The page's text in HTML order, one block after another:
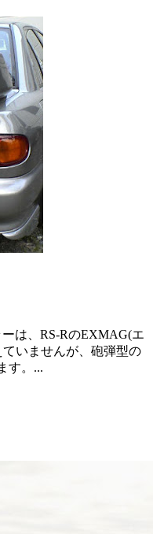
は、RS-RのEXMAG(エ
いませんが、砲弾型の
す。...